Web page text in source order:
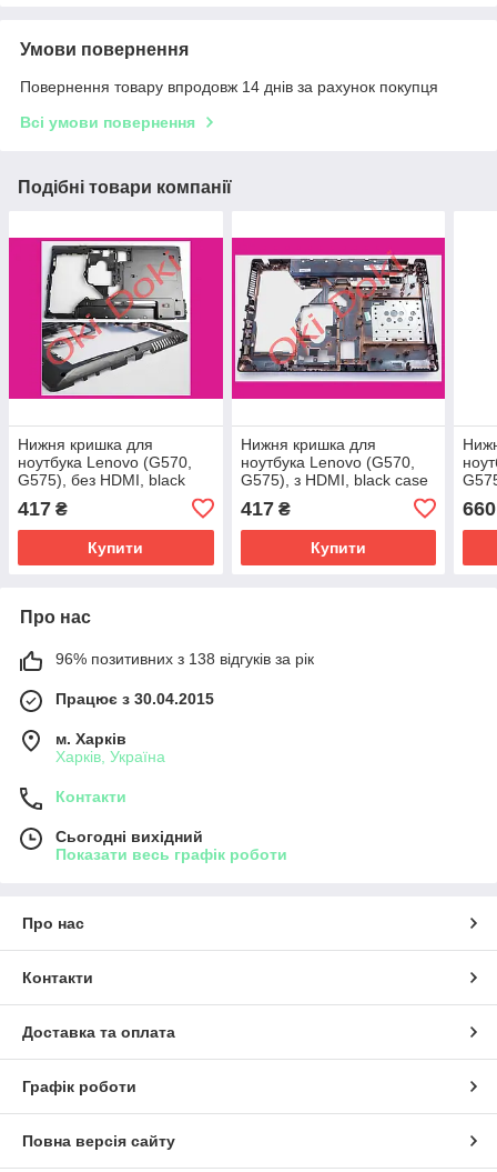
Умови повернення
Повернення товару впродовж 14 днів за рахунок покупця
Всі умови повернення
Подібні товари компанії
Нижня кришка для
ноутбука Lenovo (G570,
G575), без HDMI, black
417 ₴
Купити
Нижня кришка для
ноутбука Lenovo (G570,
G575), з HDMI, black case
417₴
Купити
660
Про нас
96% позитивних з 138 відгуків за рік
Працює з 30.04.2015
м. Харків
Харків, Україна
Контакти
Сьогодні вихідний
Показати весь графік роботи
Про нас
Контакти
Доставка та оплата
Графік роботи
Повна версія сайту